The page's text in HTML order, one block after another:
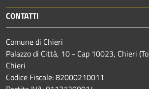
CONTATTI
Comune di Chieri
Palazzo di Città, 10 - Cap 10023, Chieri
Chieri
Codice Fiscale: 82000210011